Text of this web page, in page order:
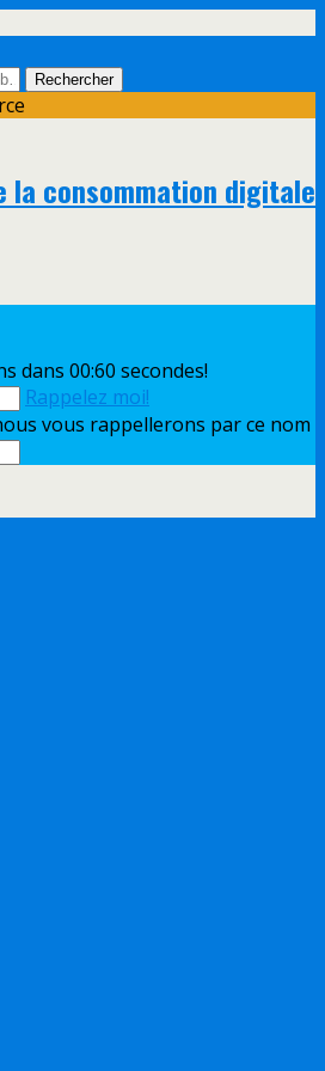
la consommation digitale
dans 00:60 secondes!
Rappelez moi!
vous rappellerons par ce nom